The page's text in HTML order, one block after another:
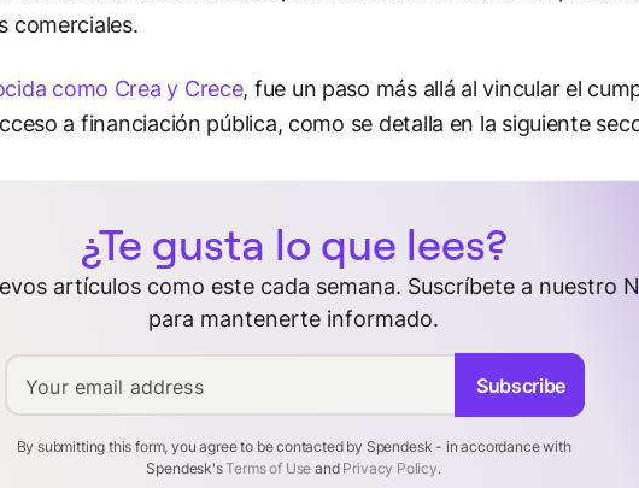
comerciales.
como Crea y Crece, fue un paso más allá al vincular el
a financiación pública, como se detalla en la siguiente
¿Te gusta lo que lees?
artículos como este cada semana. Suscríbete a nuestro
para mantenerte informado.
Your email address
By submitting this form, you agree to be contacted by Spendesk - in accordance with
Spendesk'sTerms of Use and Privacy Policy.
Subscribe